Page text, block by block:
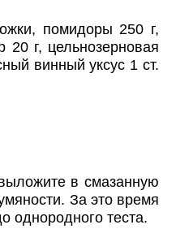
помидоры 250 г,
г, цельнозерновая
винный уксус 1 ст.
в смазанную
За это время
однородного теста.